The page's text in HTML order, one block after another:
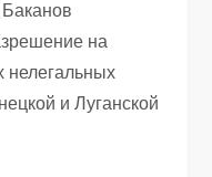
на
нелегальных
и Луганской